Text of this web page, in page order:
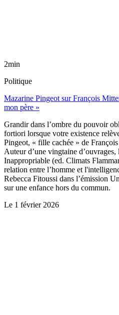
2min
Politique
Mazarine Pingeot sur François
mon père »
Grandir dans l’ombre du pouvoir
fortiori lorsque votre existence
Pingeot, « fille cachée » de
Auteur d’une vingtaine
Inappropriable (ed. Climats
relation entre l’homme et
Rebecca Fitoussi dans l’émission
sur une enfance hors du commun.
Le 1 février 2026